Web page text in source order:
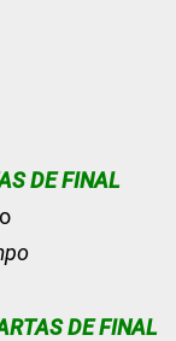
DE FINAL
DE FINAL